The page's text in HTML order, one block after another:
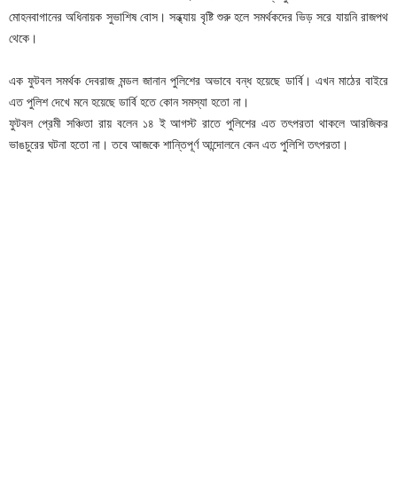
মোহনবাগানের অধিনায়ক সুভাশিষ বোস। সন্ধ্যায় বৃষ্টি শুরু হলে সমর্থকদের ভিড় সরে যায়নি রাজপথ
থেকে।
এক ফুটবল সমর্থক দেবরাজ মন্ডল জানান পুলিশের অভাবে বন্ধ হয়েছে ডার্বি। এখন মাঠের বাইরে
এত পুলিশ দেখে মনে হয়েছে ডার্বি হতে কোন সমস্যা হতো না।
ফুটবল প্রেমী সঞ্চিতা রায় বলেন ১৪ ই আগস্ট রাতে পুলিশের এত তৎপরতা থাকলে আরজিকর
ভাঙচুরের ঘটনা হতো না। তবে আজকে শান্তিপূর্ণ আন্দোলনে কেন এত পুলিশি তৎপরতা।